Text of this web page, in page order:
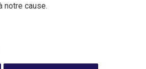
notre cause.